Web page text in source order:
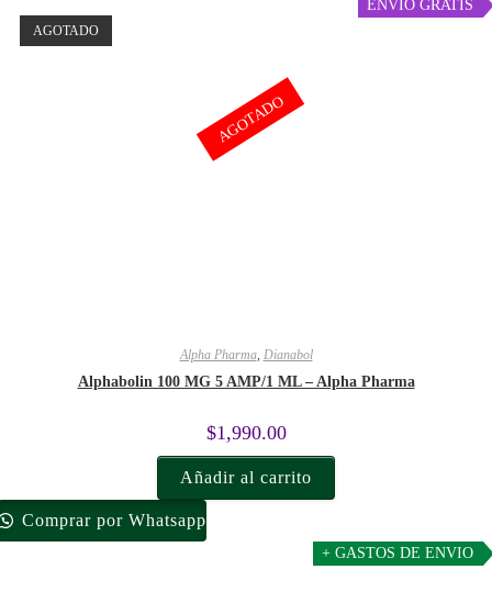
ENVIO GRATIS
AGOTADO
Alpha Pharma, Dianabol
Alphabolin 100 MG 5 AMP/1 ML – Alpha Pharma
$1,990.00
Añadir al carrito
AGOTADO
Comprar por Whatsapp
+ GASTOS DE ENVIO